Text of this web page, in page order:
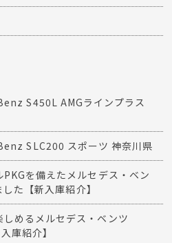
S450L AMGラインプラス
SLC200 スポーツ 神奈川県
を備えたメルセデス・ベン
た【新入庫紹介】
めるメルセデス・ベンツ
庫紹介】